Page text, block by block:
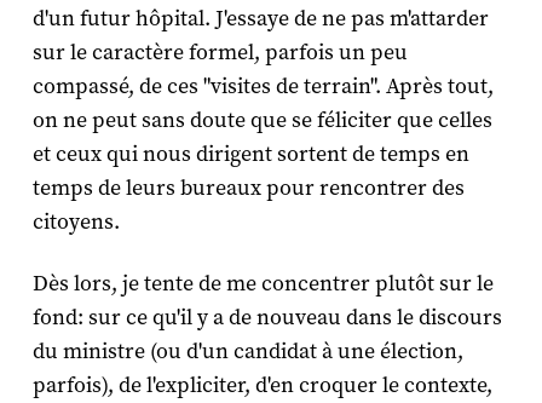
d'un futur hôpital. J'essaye de ne pas m'attarder
sur le caractère formel, parfois un peu
compassé, de ces "visites de terrain". Après tout,
on ne peut sans doute que se féliciter que celles
et ceux qui nous dirigent sortent de temps en
temps de leurs bureaux pour rencontrer des
citoyens.
Dès lors, je tente de me concentrer plutôt sur le
fond: sur ce qu'il y a de nouveau dans le discours
du ministre (ou d'un candidat à une élection,
parfois), de l'expliciter, d'en croquer le contexte,